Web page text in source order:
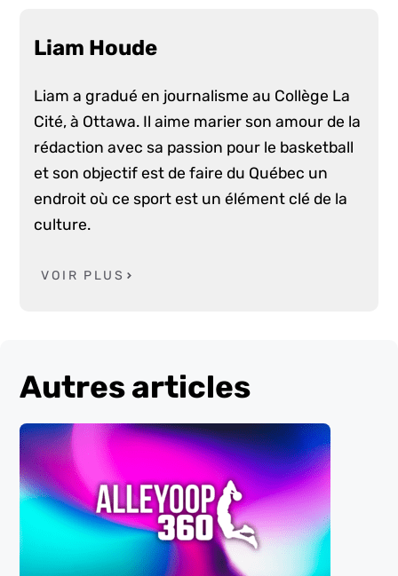
Liam Houde
Liam a gradué en journalisme au Collège La
Cité, à Ottawa. Il aime marier son amour de la
rédaction avec sa passion pour le basketball
et son objectif est de faire du Québec un
endroit où ce sport est un élément clé de la
culture.
VOIR PLUS
Autres articles